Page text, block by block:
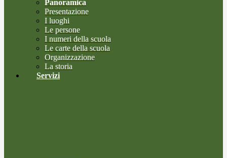
Panoramica
Presentazione
I luoghi
Le persone
I numeri della scuola
Le carte della scuola
Organizzazione
La storia
Servizi